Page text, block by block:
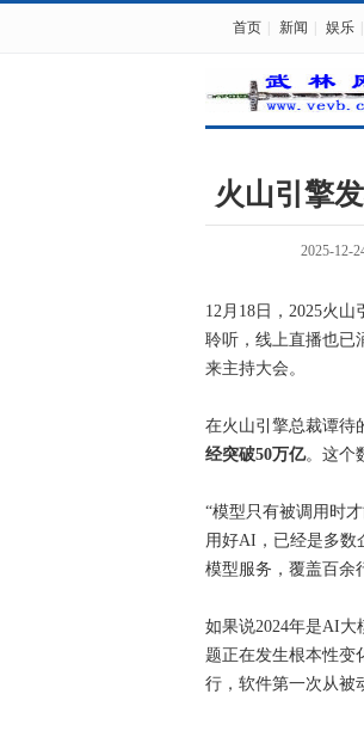
首页 新闻 娱乐
火山引擎
2025-12-
12月18日，2025火
聆听，线上直播也已
来主持大会。
在火山引擎总裁谭
经突破50万亿。这个
“模型只有被调用时
用好AI，已经是多数
模型服务，覆盖百余
如果说2024年是AI大
题正在发生根本性变
行，软件第一次从被